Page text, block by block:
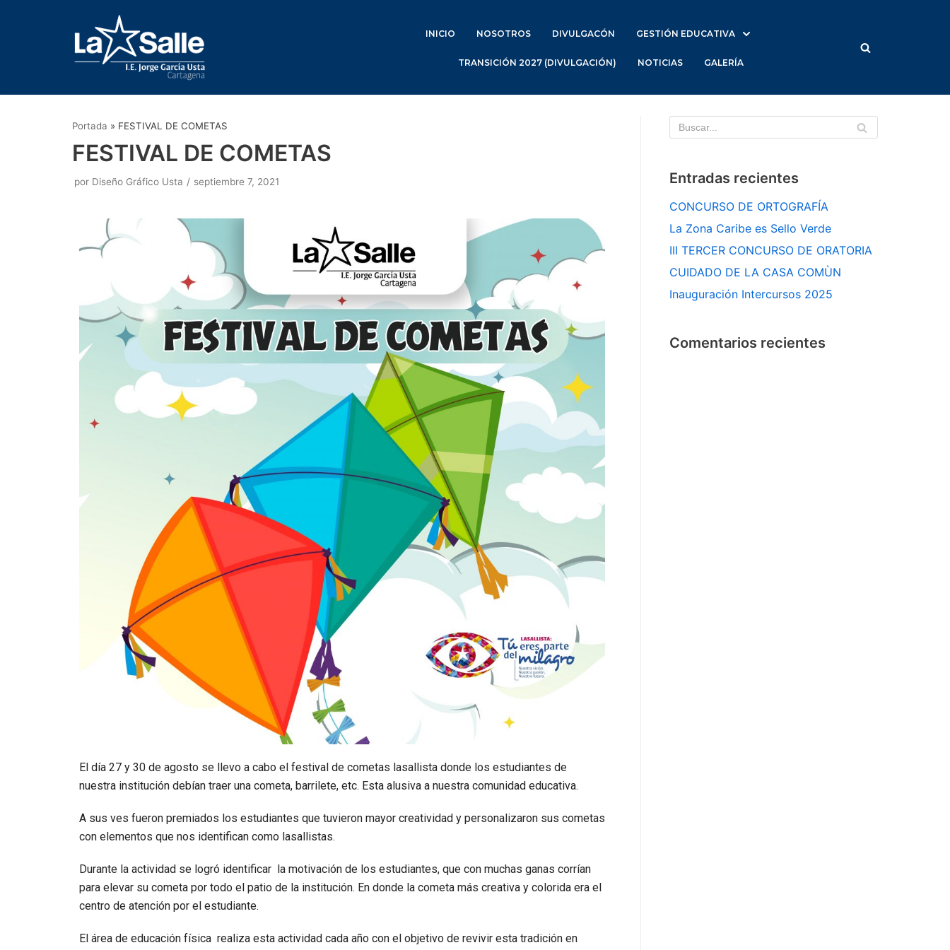
INICIO NOSOTROS DIVULGACÓN GESTIÓN EDUCATIVA
TRANSICIÓN 2027 (DIVULGACIÓN) NOTICIAS GALERÍA
Portada » FESTIVAL DE COMETAS
FESTIVAL DE COMETAS
por Diseño Gráfico Usta septiembre 7, 2021
El día 27 y 30 de agosto se llevo a cabo el festival de cometas lasallista donde los estudiantes de
nuestra institución debían traer una cometa, barrilete, etc. Esta alusiva a nuestra comunidad educativa.
A sus ves fueron premiados los estudiantes que tuvieron mayor creatividad y personalizaron sus cometas
con elementos que nos identifican como lasallistas.
Durante la actividad se logró identificar la motivación de los estudiantes, que con muchas ganas corrían
para elevar su cometa por todo el patio de la institución. En donde la cometa más creativa y colorida era el
centro de atención por el estudiante.
El área de educación física realiza esta actividad cada año con el objetivo de revivir esta tradición en
Entradas recientes
CONCURSO DE ORTOGRAFÍA
La Zona Caribe es Sello Verde
III TERCER CONCURSO DE ORATORIA
CUIDADO DE LA CASA COMÙN
Inauguración Intercursos 2025
Comentarios recientes